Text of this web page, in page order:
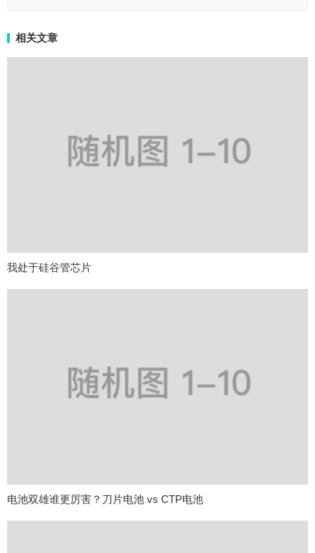
相关文章
我处于硅谷管芯片
电池双雄谁更厉害？刀片电池 vs CTP电池